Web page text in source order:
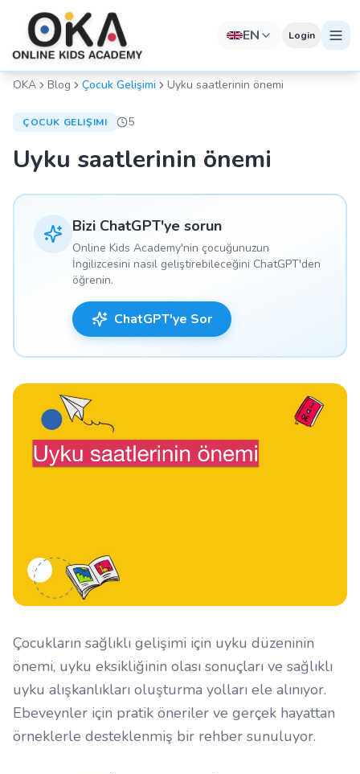
EN Login
OKA Blog Çocuk Gelişimi Uyku saatlerinin önemi
ÇOCUK GELIŞIMI 5
Uyku saatlerinin önemi
Bizi ChatGPT'ye sorun
Online Kids Academy'nin çocuğunuzun
İngilizcesini nasıl geliştirebileceğini ChatGPT'den
öğrenin.
ChatGPT'ye Sor
Çocukların sağlıklı gelişimi için uyku düzeninin
önemi, uyku eksikliğinin olası sonuçları ve sağlıklı
uyku alışkanlıkları oluşturma yolları ele alınıyor.
Ebeveynler için pratik öneriler ve gerçek hayattan
örneklerle desteklenmiş bir rehber sunuluyor.